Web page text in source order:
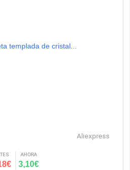
templada de cristal...
Aliexpress
AHORA
3,10€